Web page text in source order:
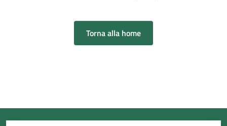
Torna alla home